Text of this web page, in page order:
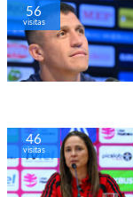
56
visitas
46
visitas